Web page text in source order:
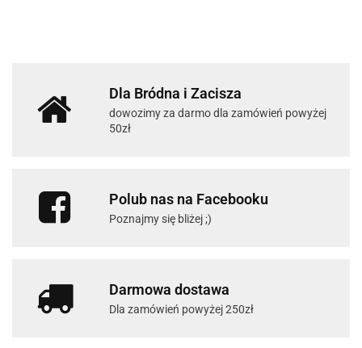
Dla Bródna i Zacisza
dowozimy za darmo dla zamówień powyżej
50zł
Polub nas na Facebooku
Poznajmy się bliżej ;)
Darmowa dostawa
Dla zamówień powyżej 250zł